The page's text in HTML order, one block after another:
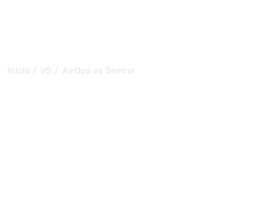
Início / VS / AirOps vs Semrush